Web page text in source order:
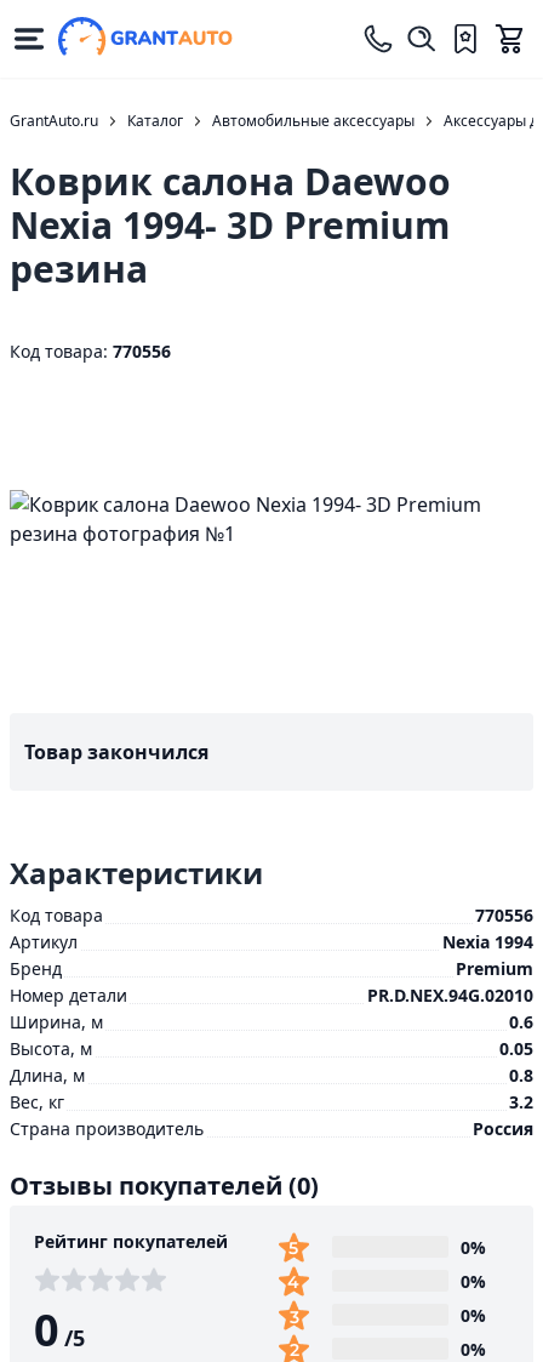
GrantAuto.ru Каталог Автомобильные аксессуары Аксессуары
Коврик салона Daewoo
Nexia 1994- 3D Premium
резина
Код товара: 770556
Товар закончился
Характеристики
Код товара
770556
Артикул
Nexia 1994
Бренд
Premium
Номер детали
PR.D.NEX.94G.02010
Ширина, м
0.6
Высота, м
0.05
Длина, м
0.8
Вес, кг
3.2
Страна производитель
Россия
Отзывы покупателей (0)
Рейтинг покупателей
0 /5
0%
0%
0%
0%